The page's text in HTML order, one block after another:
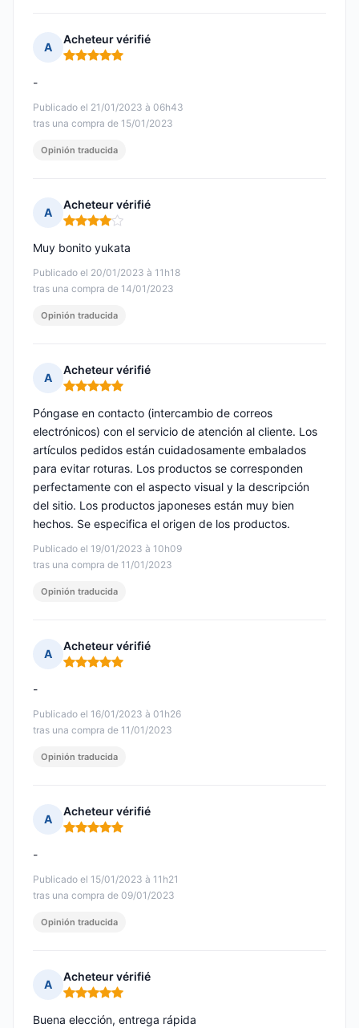
A
Acheteur vérifié
Nota: 5 de 5
Publicado el 21/01/2023 à 06h43
tras una compra de 15/01/2023
-
Opinión traducida
A
Acheteur vérifié
Nota: 4 de 5
Publicado el 20/01/2023 à 11h18
tras una compra de 14/01/2023
Muy bonito yukata
Opinión traducida
A
Acheteur vérifié
Nota: 5 de 5
Publicado el 19/01/2023 à 10h09
tras una compra de 11/01/2023
Póngase en contacto (intercambio de correos
electrónicos) con el servicio de atención al cliente. Los
artículos pedidos están cuidadosamente embalados
para evitar roturas. Los productos se corresponden
perfectamente con el aspecto visual y la descripción
del sitio. Los productos japoneses están muy bien
hechos. Se especifica el origen de los productos.
Opinión traducida
A
Acheteur vérifié
Nota: 5 de 5
Publicado el 16/01/2023 à 01h26
tras una compra de 11/01/2023
-
Opinión traducida
A
Acheteur vérifié
Nota: 5 de 5
Publicado el 15/01/2023 à 11h21
tras una compra de 09/01/2023
-
Opinión traducida
A
Acheteur vérifié
Nota: 5 de 5
Buena elección, entrega rápida